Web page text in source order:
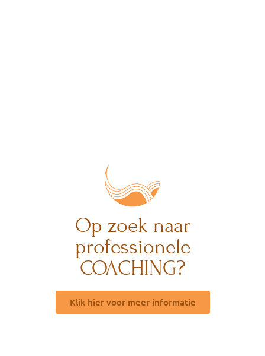
Op zoek naar
professionele
COACHING?
Klik hier voor meer informatie